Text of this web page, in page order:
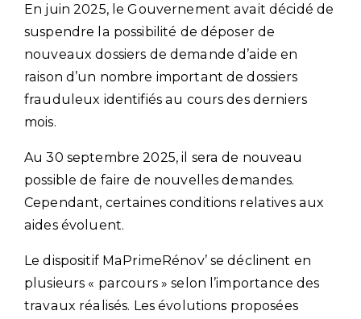
En juin 2025, le Gouvernement avait décidé de
suspendre la possibilité de déposer de
nouveaux dossiers de demande d’aide en
raison d’un nombre important de dossiers
frauduleux identifiés au cours des derniers
mois.
Au 30 septembre 2025, il sera de nouveau
possible de faire de nouvelles demandes.
Cependant, certaines conditions relatives aux
aides évoluent.
Le dispositif MaPrimeRénov’ se déclinent en
plusieurs « parcours » selon l’importance des
travaux réalisés. Les évolutions proposées